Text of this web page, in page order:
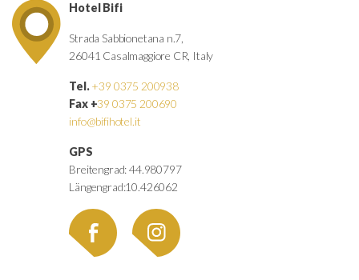
Hotel Bifi
Strada Sabbionetana n.7,
26041 Casalmaggiore CR, Italy
Tel.+39 0375 200938
Fax +39 0375 200690
info@bifihotel.it
GPS
Breitengrad: 44.980797
Längengrad:10.426062